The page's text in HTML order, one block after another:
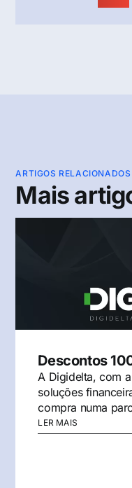
ARTIGOS RELACIONADOS
Mais
Descontos
A Digidelta, com
soluções
compra numa
LER MAIS